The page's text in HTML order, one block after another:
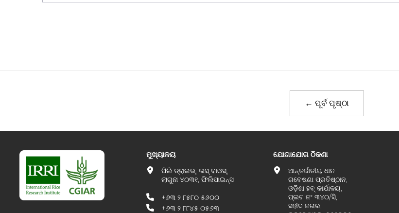
← ପୂର୍ବ ପୃଷ୍ଠା
ମୁଖ୍ୟାଳୟ
ପିଲି ଡ୍ରାଇଭ୍, ଲସ୍ ବାଓସ୍,
ଲାଗୁନା ୪୦୩୧, ଫିଲିପାଇନ୍ସ
+୬୩ ୨ ୮୫୮୦ ୫୬୦୦
+୬୩ ୨ ୮୮୪୫ ୦୫୬୩
ଯୋଗାଯୋଗ ଠିକଣା
ଆନ୍ତର୍ଜାତୀୟ ଧାନ
ଗବେଷଣା ପ୍ରତିଷ୍ଠାନ,
ଓଡ଼ିଶା ହବ୍ କାର୍ଯାଳୟ,
ପ୍ଲଟ ନଂ ୩୪୦/ସି,
ସହୀଦ ନଗର,